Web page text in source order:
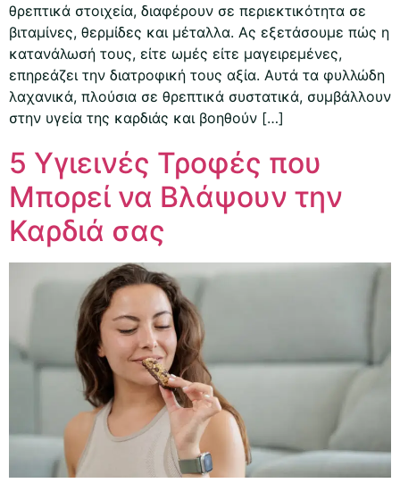
θρεπτικά στοιχεία, διαφέρουν σε περιεκτικότητα σε
βιταμίνες, θερμίδες και μέταλλα. Ας εξετάσουμε πώς η
κατανάλωσή τους, είτε ωμές είτε μαγειρεμένες,
επηρεάζει την διατροφική τους αξία. Αυτά τα φυλλώδη
λαχανικά, πλούσια σε θρεπτικά συστατικά, συμβάλλουν
στην υγεία της καρδιάς και βοηθούν […]
5 Υγιεινές Τροφές που
Μπορεί να Βλάψουν την
Καρδιά σας